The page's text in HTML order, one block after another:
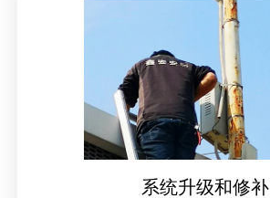
系统升级和修补